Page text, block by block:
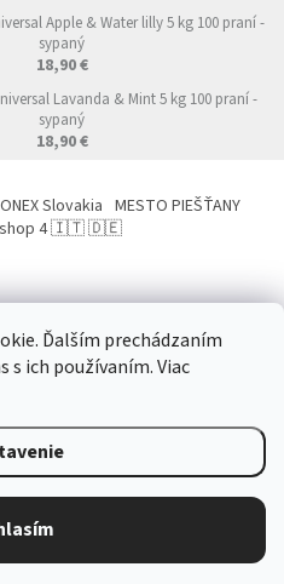
Ďalším prechádzaním
ich používaním. Viac
Apple & Water lilly 5 kg 100 praní -
sypaný
18,90 €
Lavanda & Mint 5 kg 100 praní -
sypaný
18,90 €
Slovakia MESTO PIEŠŤANY
4 🇮🇹 🇩🇪
cookies